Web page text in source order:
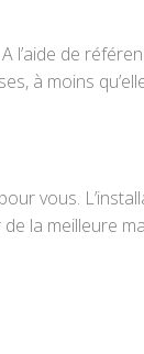
de
à moins
vous.
la meilleure